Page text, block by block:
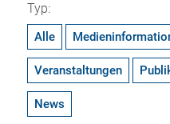
Typ:
Alle
Veranstaltungen
News